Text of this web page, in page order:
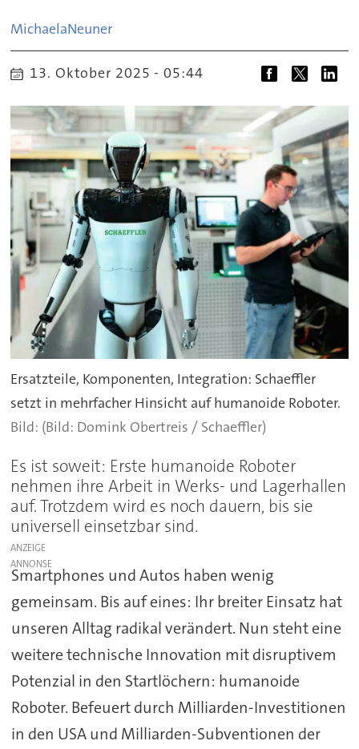
MichaelaNeuner
13. Oktober 2025 - 05:44
Ersatzteile, Komponenten, Integration: Schaeffler
setzt in mehrfacher Hinsicht auf humanoide Roboter.
(Bild: Domink Obertreis / Schaeffler)
Es ist soweit: Erste humanoide Roboter
nehmen ihre Arbeit in Werks- und Lagerhallen
auf. Trotzdem wird es noch dauern, bis sie
universell einsetzbar sind.
ANZEIGE
Smartphones und Autos haben wenig
gemeinsam. Bis auf eines: Ihr breiter Einsatz hat
unseren Alltag radikal verändert. Nun steht eine
weitere technische Innovation mit disruptivem
Potenzial in den Startlöchern: humanoide
Roboter. Befeuert durch Milliarden-Investitionen
in den USA und Milliarden-Subventionen der